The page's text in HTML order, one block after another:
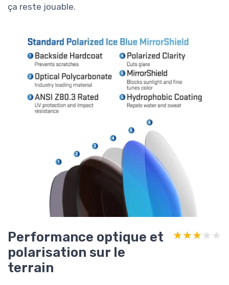
ça reste jouable.
Performance optique et
polarisation sur le
terrain
★★★★★
★★★★★